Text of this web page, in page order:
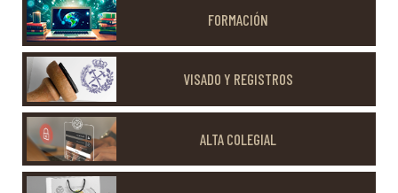
FORMACIÓN
VISADO Y REGISTROS
ALTA COLEGIAL